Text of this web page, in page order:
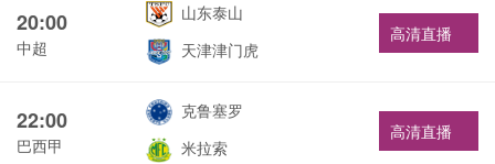
20:00
中超
山东泰山
天津津门虎
高清直播
22:00
巴西甲
克鲁塞罗
米拉索
高清直播